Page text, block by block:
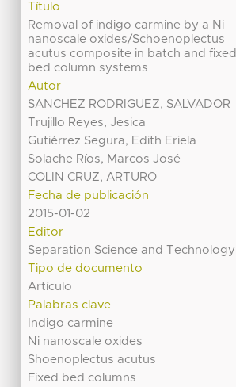
Título
Removal of indigo carmine by a Ni
nanoscale oxides/Schoenoplectus
acutus composite in batch and fixed
bed column systems
Autor
SANCHEZ RODRIGUEZ, SALVADOR
Trujillo Reyes, Jesica
Gutiérrez Segura, Edith Eriela
Solache Ríos, Marcos José
COLIN CRUZ, ARTURO
Fecha de publicación
2015-01-02
Editor
Separation Science and Technology
Tipo de documento
Artículo
Palabras clave
Indigo carmine
Ni nanoscale oxides
Shoenoplectus acutus
Fixed bed columns